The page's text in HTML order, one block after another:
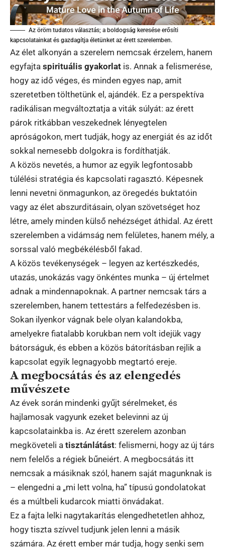
Az öröm tudatos választás; a boldogság keresése erősíti
kapcsolatainkat és gazdagítja életünket az érett szerelemben.
Az élet alkonyán a szerelem nemcsak érzelem, hanem
egyfajta spirituális gyakorlat is. Annak a felismerése,
hogy az idő véges, és minden egyes nap, amit
szeretetben tölthetünk el, ajándék. Ez a perspektíva
radikálisan megváltoztatja a viták súlyát: az érett
párok ritkábban veszekednek lényegtelen
apróságokon, mert tudják, hogy az energiát és az időt
sokkal nemesebb dolgokra is fordíthatják.
A közös nevetés, a humor az egyik legfontosabb
túlélési stratégia és kapcsolati ragasztó. Képesnek
lenni nevetni önmagunkon, az öregedés buktatóin
vagy az élet abszurditásain, olyan szövetséget hoz
létre, amely minden külső nehézséget áthidal. Az érett
szerelemben a vidámság nem felületes, hanem mély, a
sorssal való megbékélésből fakad.
A közös tevékenységek – legyen az kertészkedés,
utazás, unokázás vagy önkéntes munka – új értelmet
adnak a mindennapoknak. A partner nemcsak társ a
szerelemben, hanem tettestárs a felfedezésben is.
Sokan ilyenkor vágnak bele olyan kalandokba,
amelyekre fiatalabb korukban nem volt idejük vagy
bátorságuk, és ebben a közös bátorításban rejlik a
kapcsolat egyik legnagyobb megtartó ereje.
A megbocsátás és az elengedés
művészete
Az évek során mindenki gyűjt sérelmeket, és
hajlamosak vagyunk ezeket belevinni az új
kapcsolatainkba is. Az érett szerelem azonban
megköveteli a tisztánlátást: felismerni, hogy az új társ
nem felelős a régiek bűneiért. A megbocsátás itt
nemcsak a másiknak szól, hanem saját magunknak is
– elengedni a „mi lett volna, ha” típusú gondolatokat
és a múltbeli kudarcok miatti önvádakat.
Ez a fajta lelki nagytakarítás elengedhetetlen ahhoz,
hogy tiszta szívvel tudjunk jelen lenni a másik
számára. Az érett ember már tudja, hogy senki sem